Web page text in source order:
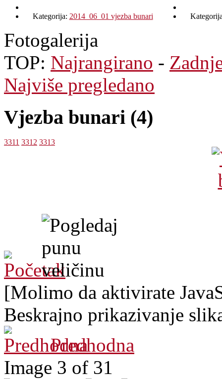
Kategorija: 2014_06_01 vjezba bunari
Fotogalerija
TOP: Najrangirano -
Najviše pregledano
Vjezba bunari (4)
3311 3312 3313
[Molimo da aktivirate
Beskrajno prikazivanje
Predhodna
Image 3 of 31